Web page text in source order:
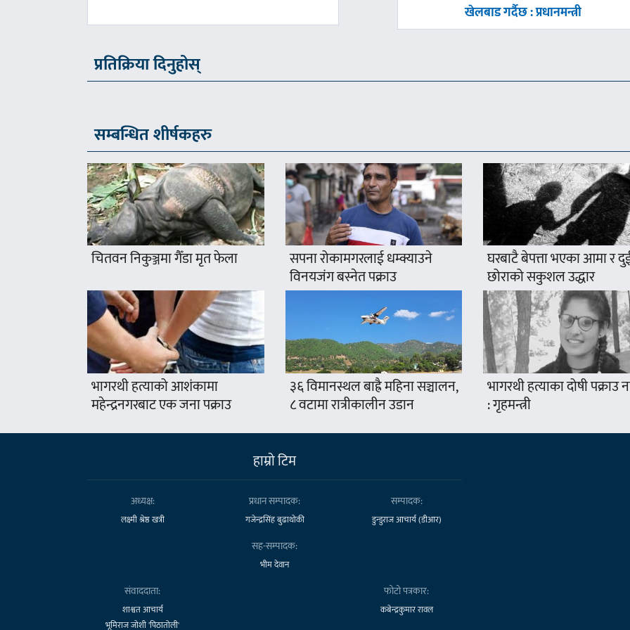
खेलबाड गर्दैछ : प्रधानमन्त्री
प्रतिक्रिया दिनुहोस्
सम्बन्धित शीर्षकहरु
चितवन निकुञ्जमा गैँडा मृत फेला सपना रोकामगरलाई धम्क्याउने
विनयजंग बस्नेत पक्राउ
घरबाटै बेपत्ता भएका आमा र
छोराको सकुशल उद्धार
भागरथी हत्याको आशंकामा
महेन्द्रनगरबाट एक जना पक्राउ
३६ विमानस्थल बाह्रै महिना सञ्चालन,
८ वटामा रात्रीकालीन उडान
भागरथी हत्याका दोषी
: गृहमन्त्री
हाम्राे टिम
अध्यक्ष:
लक्ष्मी श्रेष्ठ खत्री
प्रधान सम्पादक:
गजेन्द्रसिंह बुढाथोकी
सम्पादक:
डुन्डुराज आचार्य (डीआर)
सह-सम्पादक:
भीम देवान
संवाददाता:
शाश्वत आचार्य
भूमिराज जोशी 'पिठातोली'
फोटो पत्रकार:
कबेन्द्रकुमार रावल